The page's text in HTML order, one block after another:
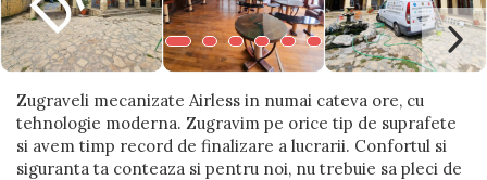
Resort & Hotel
Restaurante
Spatii Comerciale
Școli Si Gradinițe
Zugraveli mecanizate Airless in numai cateva ore, cu
tehnologie moderna. Zugravim pe orice tip de suprafete
si avem timp record de finalizare a lucrarii. Confortul si
siguranta ta conteaza si pentru noi, nu trebuie sa pleci de